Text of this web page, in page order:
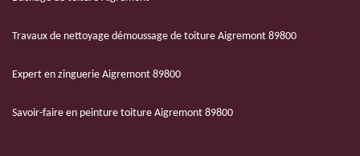
Travaux de nettoyage démoussage de toiture Aigremont 89800
Expert en zinguerie Aigremont 89800
Savoir-faire en peinture toiture Aigremont 89800